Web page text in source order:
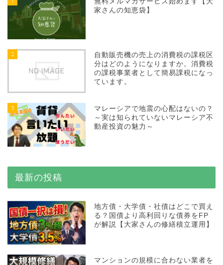
家さんの知恵袋】
2
自動販売機の売上の消費税の課税区
分はどのようになりますか。消費税
の課税事業者として簡易課税になっ
ています。
3
マレーシアで地震の心配はないの？
～実は知られていないマレーシア不
動産投資の魅力～
最新の投稿
地方債・大学債・社債はどこで買え
る？国債より高利回りな債券をFP
が解説【大家さんの修繕積立運用】
マンションの規模に合わない業者を